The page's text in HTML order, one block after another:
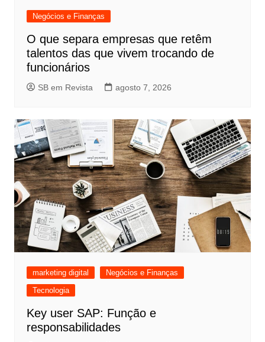
Negócios e Finanças
O que separa empresas que retêm
talentos das que vivem trocando de
funcionários
SB em Revista agosto 7, 2026
marketing digital
Negócios e Finanças
Tecnologia
Key user SAP: Função e
responsabilidades